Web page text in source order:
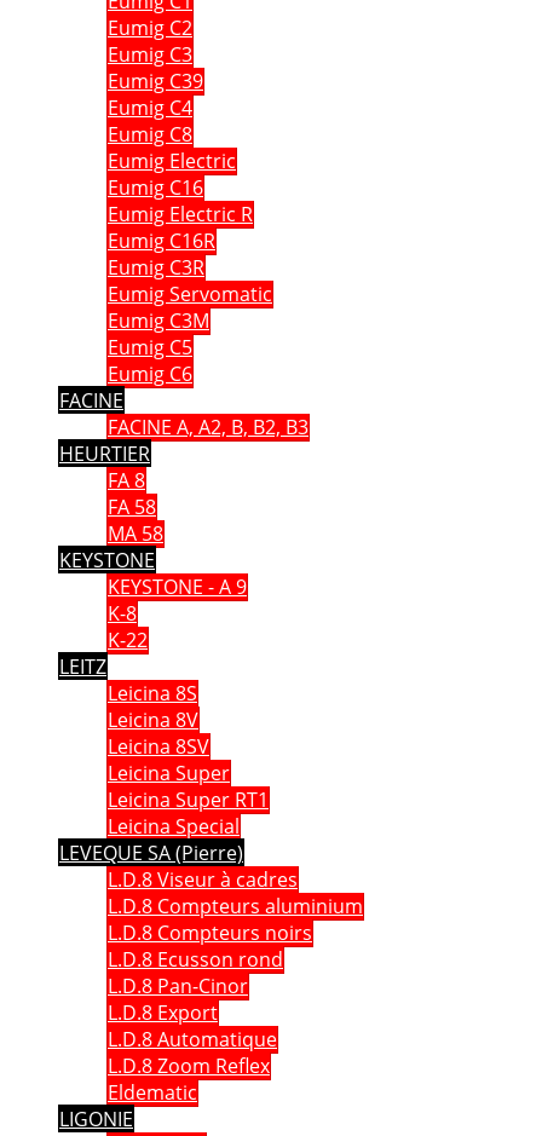
Eumig C2
Eumig C3
Eumig C39
Eumig C4
Eumig C8
Eumig Electric
Eumig C16
Eumig Electric R
Eumig C16R
Eumig C3R
Eumig Servomatic
Eumig C3M
Eumig C5
Eumig C6
FACINE
FACINE A, A2, B, B2, B3
HEURTIER
FA 8
FA 58
MA 58
KEYSTONE
KEYSTONE - A 9
K-8
K-22
LEITZ
Leicina 8S
Leicina 8V
Leicina 8SV
Leicina Super
Leicina Super RT1
Leicina Special
LEVEQUE SA (Pierre)
L.D.8 Viseur à cadres
L.D.8 Compteurs aluminium
L.D.8 Compteurs noirs
L.D.8 Ecusson rond
L.D.8 Pan-Cinor
L.D.8 Export
L.D.8 Automatique
L.D.8 Zoom Reflex
Eldematic
LIGONIE